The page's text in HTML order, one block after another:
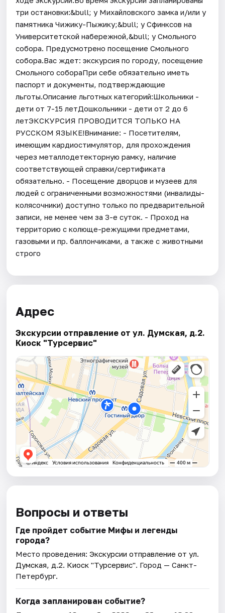
три остановки:&bull; у Михайловского замка и/или у
памятника Чижику-Пыжику;&bull; у Сфинксов на
Университетской набережной,&bull; у Смольного
собора. Предусмотрено посещение Смольного
собора.Вас ждет: экскурсия по городу, посещение
Смольного собораПри себе обязательно иметь
паспорт и документы, подтверждающие
льготы.Описание льготных категорий:Школьники -
дети от 7-15 летДошкольники - дети от 2 до 6
летЭКСКУРСИЯ ПРОВОДИТСЯ ТОЛЬКО НА
РУССКОМ ЯЗЫКЕ!Внимание: - Посетителям,
имеющим кардиостимулятор, для прохождения
через металлодетекторную рамку, наличие
соответствующей справки/сертификата
обязательно. - Посещение дворцов и музеев для
людей с ограниченными возможностями (инвалиды-
колясочники) доступно только по предварительной
записи, не менее чем за 3-е суток. - Проход на
территорию с колюще-режущими предметами,
газовыми и пр. баллончиками, а также с животными
строго
Адрес
Экскурсии отправление от ул. Думская, д.2.
Киоск "Турсервис"
Вопросы и ответы
Где пройдет событие Мифы и легенды
города?
Место проведения:Экскурсии отправление от ул.
Думская, д.2. Киоск "Турсервис". Город — Санкт-
Петербург.
Когда запланирован событие?